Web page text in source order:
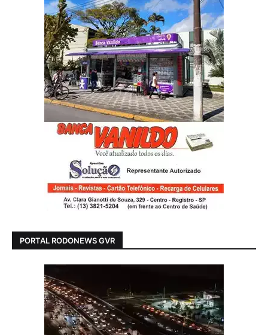
PORTAL RODONEWS GVR